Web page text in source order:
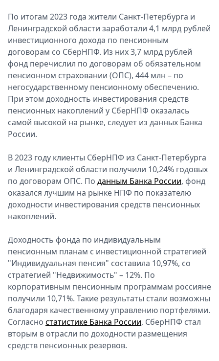
По итогам 2023 года жители Санкт-Петербурга и
Ленинградской области заработали 4,1 млрд рублей
инвестиционного дохода по пенсионным
договорам со СберНПФ. Из них 3,7 млрд рублей
фонд перечислил по договорам об обязательном
пенсионном страховании (ОПС), 444 млн – по
негосударственному пенсионному обеспечению.
При этом доходность инвестирования средств
пенсионных накоплений у СберНПФ оказалась
самой высокой на рынке, следует из данных Банка
России.
В 2023 году клиенты СберНПФ из Санкт-Петербурга
и Ленинградской области получили 10,24% годовых
по договорам ОПС. По данным Банка России, фонд
оказался лучшим на рынке НПФ по показателю
доходности инвестирования средств пенсионных
накоплений.
Доходность фонда по индивидуальным
пенсионным планам с инвестиционной стратегией
"Индивидуальная пенсия" составила 10,97%, со
стратегией "Недвижимость" – 12%. По
корпоративным пенсионным программам россияне
получили 10,71%. Такие результаты стали возможны
благодаря качественному управлению портфелями.
Согласно статистике Банка России, СберНПФ стал
вторым в отрасли по доходности размещения
средств пенсионных резервов.